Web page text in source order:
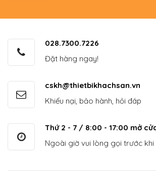
028.7300.7226
Đặt hàng ngay!
cskh@thietbikhachsan.vn
Khiếu nại, bảo hành, hỏi đáp
Thứ 2 - 7 / 8:00 - 17:00 mở
Ngoài giờ vui lòng gọi trước khi